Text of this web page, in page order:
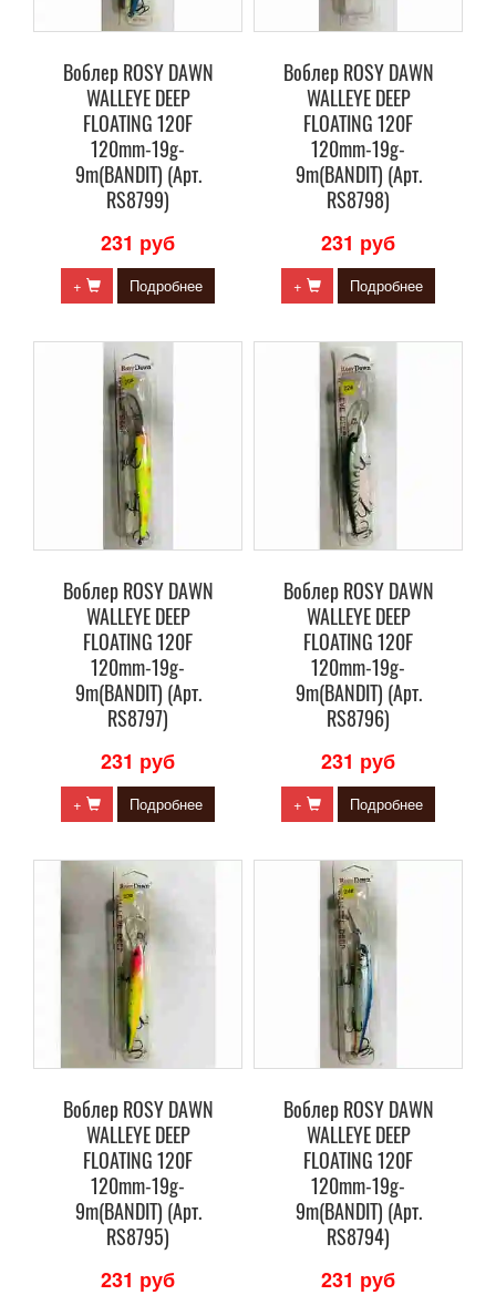
Воблер ROSY DAWN
WALLEYE DEEP
FLOATING 120F
120mm-19g-
9m(BANDIT) (Арт.
RS8799)
231 руб
+ Подробнее
Воблер ROSY DAWN
WALLEYE DEEP
FLOATING 120F
120mm-19g-
9m(BANDIT) (Арт.
RS8798)
231 руб
+ Подробнее
Воблер ROSY DAWN
WALLEYE DEEP
FLOATING 120F
120mm-19g-
9m(BANDIT) (Арт.
RS8797)
231 руб
+ Подробнее
Воблер ROSY DAWN
WALLEYE DEEP
FLOATING 120F
120mm-19g-
9m(BANDIT) (Арт.
RS8796)
231 руб
+ Подробнее
Воблер ROSY DAWN
WALLEYE DEEP
FLOATING 120F
120mm-19g-
9m(BANDIT) (Арт.
RS8795)
231 руб
Воблер ROSY DAWN
WALLEYE DEEP
FLOATING 120F
120mm-19g-
9m(BANDIT) (Арт.
RS8794)
231 руб